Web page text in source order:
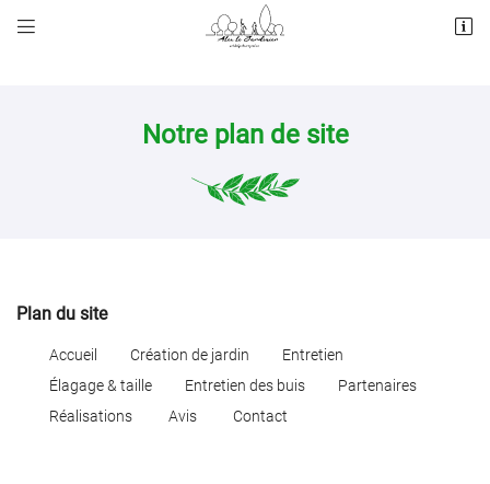
 
Recopier le code ci-contre
Notre plan de site
Plan du site
Accueil Création de jardin
Entretien
Élagage & taille
Entretien des buis
Partenaires
Réalisations
Avis Contact